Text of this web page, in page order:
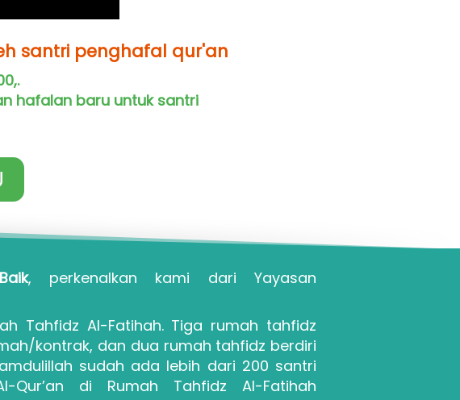
santri penghafal qur'an
hafalan baru untuk santri
Tahfidz Al-Fatihah. Tiga rumah tahfidz
kontrak, dan dua rumah tahfidz berdiri
sudah ada lebih dari 200 santri
Qur’an di Rumah Tahfidz Al-Fatihah